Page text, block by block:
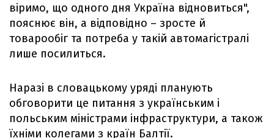
віримо, що одного дня Україна відновиться",
пояснює він, а відповідно – зросте й
товарообіг та потреба у такій автомагістралі
лише посилиться.
Наразі в словацькому уряді планують
обговорити це питання з українським і
польським міністрами інфраструктури, а також
їхніми колегами з країн Балтії.